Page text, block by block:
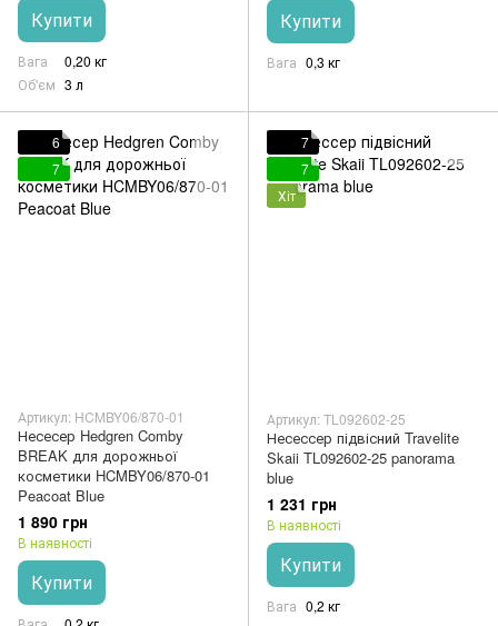
Купити
Вага
0,20 кг
Об'єм 3 л
Купити
Вага 0,3 кг
6
7
Артикул: HCMBY06/870-01
Несесер Hedgren Comby
BREAK для дорожньої
косметики HCMBY06/870-01
Peacoat Blue
1 890 грн
В наявності
Купити
7
7
Хіт
Артикул: TL092602-25
Несессер підвісний Travelite
Skaii TL092602-25 panorama
blue
1 231 грн
В наявності
Купити
Вага 0,2 кг